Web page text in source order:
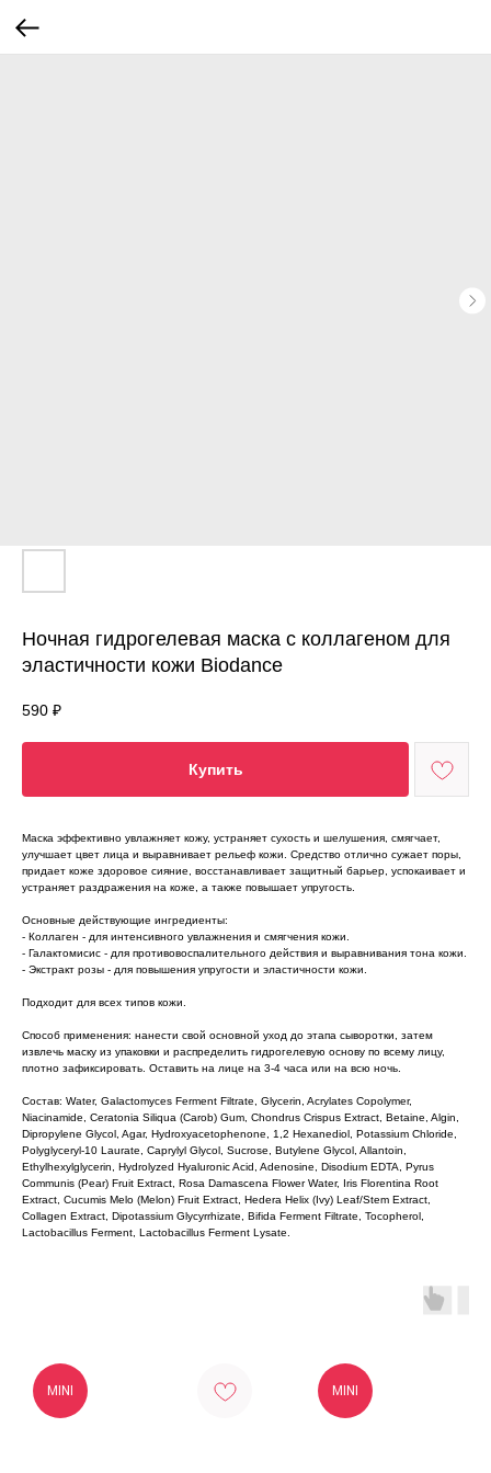
Ночная гидрогелевая маска с коллагеном для
эластичности кожи Biodance
590 ₽
Купить
Маска эффективно увлажняет кожу, устраняет сухость и шелушения, смягчает,
улучшает цвет лица и выравнивает рельеф кожи. Средство отлично сужает поры,
придает коже здоровое сияние, восстанавливает защитный барьер, успокаивает и
устраняет раздражения на коже, а также повышает упругость.
Основные действующие ингредиенты:
- Коллаген - для интенсивного увлажнения и смягчения кожи.
- Галактомисис - для противовоспалительного действия и выравнивания тона кожи.
- Экстракт розы - для повышения упругости и эластичности кожи.
Подходит для всех типов кожи.
Способ применения: нанести свой основной уход до этапа сыворотки, затем
извлечь маску из упаковки и распределить гидрогелевую основу по всему лицу,
плотно зафиксировать. Оставить на лице на 3-4 часа или на всю ночь.
Состав: Water, Galactomyces Ferment Filtrate, Glycerin, Acrylates Copolymer,
Niacinamide, Ceratonia Siliqua (Carob) Gum, Chondrus Crispus Extract, Betaine, Algin,
Dipropylene Glycol, Agar, Hydroxyacetophenone, 1,2 Hexanediol, Potassium Chloride,
Polyglyceryl-10 Laurate, Caprylyl Glycol, Sucrose, Butylene Glycol, Allantoin,
Ethylhexylglycerin, Hydrolyzed Hyaluronic Acid, Adenosine, Disodium EDTA, Pyrus
Communis (Pear) Fruit Extract, Rosa Damascena Flower Water, Iris Florentina Root
Extract, Cucumis Melo (Melon) Fruit Extract, Hedera Helix (Ivy) Leaf/Stem Extract,
Collagen Extract, Dipotassium Glycyrrhizate, Bifida Ferment Filtrate, Tocopherol,
Lactobacillus Ferment, Lactobacillus Ferment Lysate.
MINI MINI